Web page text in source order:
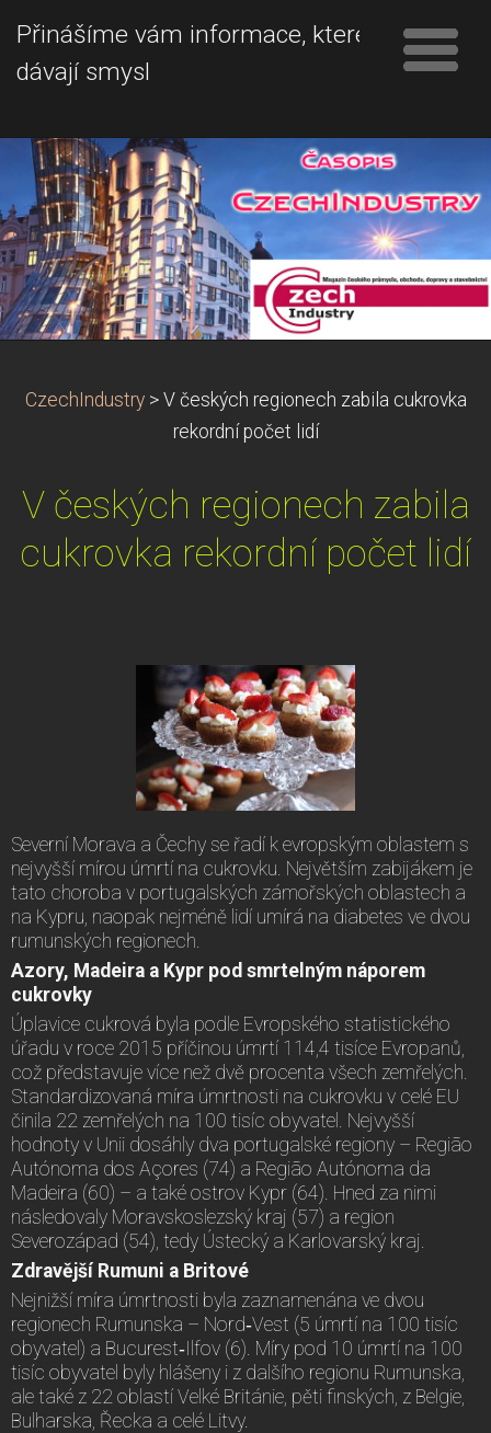
Přinášíme vám informace, které
dávají smysl
CzechIndustry > V českých regionech zabila cukrovka
rekordní počet lidí
V českých regionech zabila
cukrovka rekordní počet lidí
Severní Morava a Čechy se řadí k evropským oblastem s
nejvyšší mírou úmrtí na cukrovku. Největším zabijákem je
tato choroba v portugalských zámořských oblastech a
na Kypru, naopak nejméně lidí umírá na diabetes ve dvou
rumunských regionech.
Azory, Madeira a Kypr pod smrtelným náporem
cukrovky
Úplavice cukrová byla podle Evropského statistického
úřadu v roce 2015 příčinou úmrtí 114,4 tisíce Evropanů,
což představuje více než dvě procenta všech zemřelých.
Standardizovaná míra úmrtnosti na cukrovku v celé EU
činila 22 zemřelých na 100 tisíc obyvatel. Nejvyšší
hodnoty v Unii dosáhly dva portugalské regiony – Região
Autónoma dos Açores (74) a Região Autónoma da
Madeira (60) – a také ostrov Kypr (64). Hned za nimi
následovaly Moravskoslezský kraj (57) a region
Severozápad (54), tedy Ústecký a Karlovarský kraj.
Zdravější Rumuni a Britové
Nejnižší míra úmrtnosti byla zaznamenána ve dvou
regionech Rumunska – Nord‑Vest (5 úmrtí na 100 tisíc
obyvatel) a Bucurest‑Ilfov (6). Míry pod 10 úmrtí na 100
tisíc obyvatel byly hlášeny i z dalšího regionu Rumunska,
ale také z 22 oblastí Velké Británie, pěti finských, z Belgie,
Bulharska, Řecka a celé Litvy.